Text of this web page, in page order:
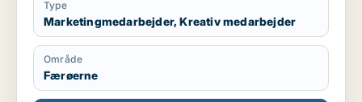
Type
Marketingmedarbejder, Kreativ medarbejder
Område
Færøerne